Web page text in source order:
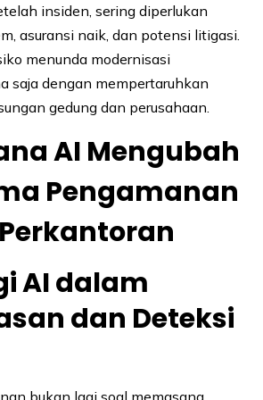
insiden, sering diperlukan
asuransi naik, dan potensi litigasi.
menunda modernisasi
saja dengan mempertaruhkan
gedung dan perusahaan.
AI Mengubah
Pengamanan
AI dalam
dan Deteksi